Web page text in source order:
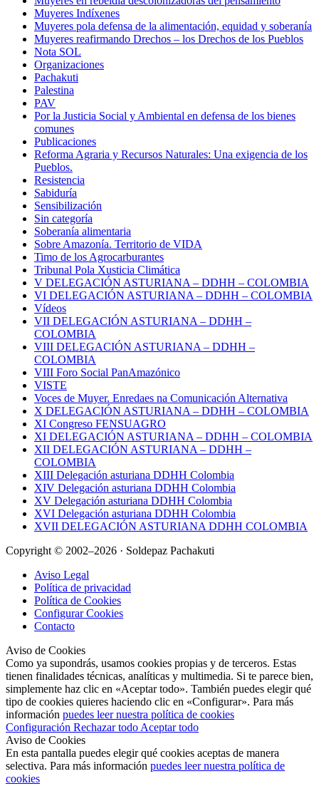
Muyeres Indíxenes
Muyeres pola defensa de la alimentación, equidad y soberanía
Muyeres reafirmando Drechos – los Drechos de los Pueblos
Nota SOL
Organizaciones
Pachakuti
Palestina
PAV
Por la Justicia Social y Ambiental en defensa de los bienes
comunes
Publicaciones
Reforma Agraria y Recursos Naturales: Una exigencia de los
Pueblos.
Resistencia
Sabiduría
Sensibilización
Sin categoría
Soberanía alimentaria
Sobre Amazonía. Territorio de VIDA
Timo de los Agrocarburantes
Tribunal Pola Xusticia Climática
V DELEGACIÓN ASTURIANA – DDHH – COLOMBIA
VI DELEGACIÓN ASTURIANA – DDHH – COLOMBIA
Vídeos
VII DELEGACIÓN ASTURIANA – DDHH –
COLOMBIA
VIII DELEGACIÓN ASTURIANA – DDHH –
COLOMBIA
VIII Foro Social PanAmazónico
VISTE
Voces de Muyer. Enredaes na Comunicación Alternativa
X DELEGACIÓN ASTURIANA – DDHH – COLOMBIA
XI Congreso FENSUAGRO
XI DELEGACIÓN ASTURIANA – DDHH – COLOMBIA
XII DELEGACIÓN ASTURIANA – DDHH –
COLOMBIA
XIII Delegación asturiana DDHH Colombia
XIV Delegación asturiana DDHH Colombia
XV Delegación asturiana DDHH Colombia
XVI Delegación asturiana DDHH Colombia
XVII DELEGACIÓN ASTURIANA DDHH COLOMBIA
Copyright © 2002–2026 · Soldepaz Pachakuti
Aviso Legal
Política de privacidad
Política de Cookies
Configurar Cookies
Contacto
Aviso de Cookies
Como ya supondrás, usamos cookies propias y de terceros. Estas
tienen finalidades técnicas, analíticas y multimedia. Si te parece bien,
simplemente haz clic en «Aceptar todo». También puedes elegir qué
tipo de cookies quieres haciendo clic en «Configurar». Para más
información puedes leer nuestra política de cookies
Configuración Rechazar todo Aceptar todo
Aviso de Cookies
En esta pantalla puedes elegir qué cookies aceptas de manera
selectiva. Para más información puedes leer nuestra política de
cookies